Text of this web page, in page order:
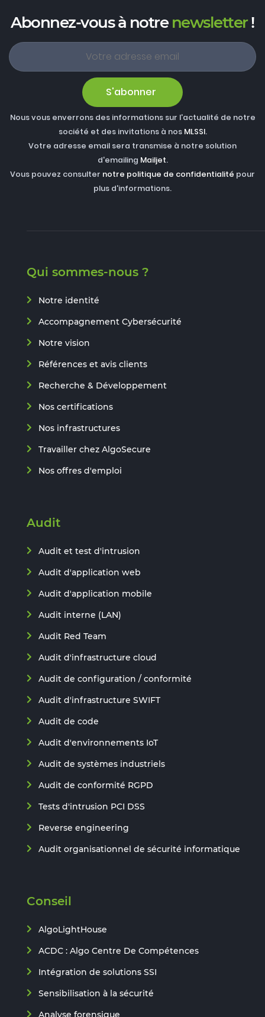
Abonnez-vous à notrenewsletter!
S'abonner
Nous vous enverrons des informations sur l'actualité de notre
société et des invitations à nos MLSSI.
Votre adresse email sera transmise à notre solution
d'emailing Mailjet.
Vous pouvez consulter notre politique de confidentialité pour
plus d'informations.
Qui sommes-nous ?
Notre identité
Accompagnement Cybersécurité
Notre vision
Références et avis clients
Recherche & Développement
Nos certifications
Nos infrastructures
Travailler chez AlgoSecure
Nos offres d'emploi
Audit
Audit et test d'intrusion
Audit d'application web
Audit d'application mobile
Audit interne (LAN)
Audit Red Team
Audit d'infrastructure cloud
Audit de configuration / conformité
Audit d'infrastructure SWIFT
Audit de code
Audit d'environnements IoT
Audit de systèmes industriels
Audit de conformité RGPD
Tests d'intrusion PCI DSS
Reverse engineering
Audit organisationnel de sécurité informatique
Conseil
AlgoLightHouse
ACDC : Algo Centre De Compétences
Intégration de solutions SSI
Sensibilisation à la sécurité
Analyse forensique